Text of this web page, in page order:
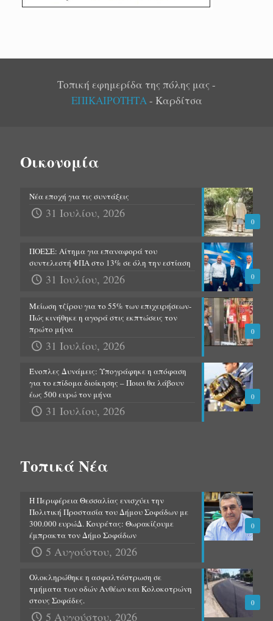
Τοπική εφημερίδα της πόλης μας -
ΕΠΙΚΑΙΡΟΤΗΤΑ- Καρδίτσα
Οικονομία
0
Νέα εποχή για τις συντάξεις
31 Ιουλίου, 2026
0
ΠΟΕΣΕ: Αίτημα για επαναφορά του
συντελεστή ΦΠΑ στο 13% σε όλη την εστίαση
31 Ιουλίου, 2026
0
Μείωση τζίρου για το 55% των επιχειρήσεων-
Πώς κινήθηκε η αγορά στις εκπτώσεις τον
πρώτο μήνα
31 Ιουλίου, 2026
0
Ένοπλες Δυνάμεις: Υπογράφηκε η απόφαση
για το επίδομα διοίκησης – Ποιοι θα λάβουν
έως 500 ευρώ τον μήνα
31 Ιουλίου, 2026
Τοπικά Νέα
0
Η Περιφέρεια Θεσσαλίας ενισχύει την
Πολιτική Προστασία του Δήμου Σοφάδων με
300.000 ευρώΔ. Κουρέτας: Θωρακίζουμε
έμπρακτα τον Δήμο Σοφάδων
5 Αυγούστου, 2026
0
Ολοκληρώθηκε η ασφαλτόστρωση σε
τμήματα των οδών Ανθέων και Κολοκοτρώνη
στους Σοφάδες.
5 Αυγούστου, 2026